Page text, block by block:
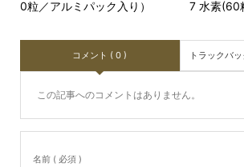
0粒／アルミパック入り） 7 水素(60
コメント ( 0 ) トラックバ
この記事へのコメントはありません。
名前 ( 必須 )